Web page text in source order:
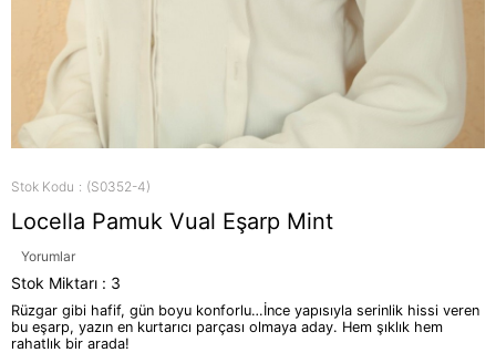
Stok Kodu (S0352-4)
Locella Pamuk Vual Eşarp Mint
Yorumlar
Stok Miktarı : 3
Rüzgar gibi hafif, gün boyu konforlu…İnce yapısıyla serinlik hissi veren
bu eşarp, yazın en kurtarıcı parçası olmaya aday. Hem şıklık hem
rahatlık bir arada!